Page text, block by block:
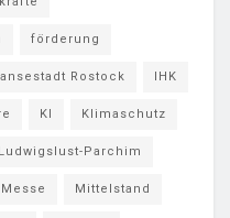
förderung
Rostock IHK
KI Klimaschutz
Ludwigslust-Parchim
Messe Mittelstand